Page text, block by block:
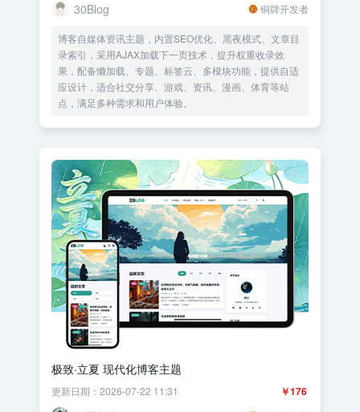
30Blog 铜牌开发者
博客自媒体资讯主题，内置SEO优化、黑夜模式、文章目
录索引，采用AJAX加载下一页技术，提升权重收录效
果，配备懒加载、专题、标签云、多模块功能，提供自适
应设计，适合社交分享、游戏、资讯、漫画、体育等站
点，满足多种需求和用户体验。
极致·立夏 现代化博客主题
￥176
更新日期：2026-07-22 11:31